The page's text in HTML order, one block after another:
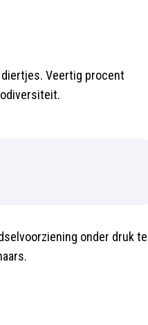
diertjes. Veertig procent
onder druk te